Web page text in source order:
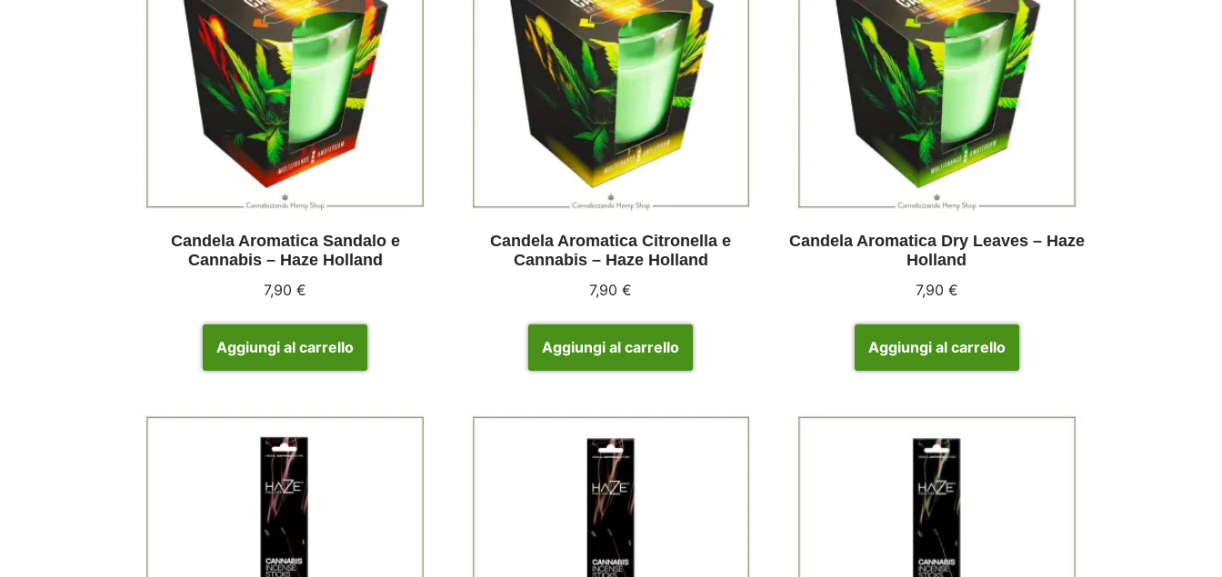
Candela Aromatica Sandalo e
Cannabis – Haze Holland
7,90€
Aggiungi al carrello
Candela Aromatica Citronella e
Cannabis – Haze Holland
7,90€
Aggiungi al carrello
Candela Aromatica Dry Leaves – Haze
Holland
7,90 €
Aggiungi al carrello